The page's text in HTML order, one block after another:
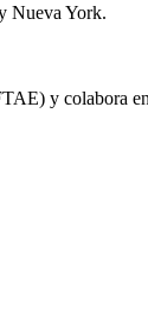
Nueva York.
y colabora